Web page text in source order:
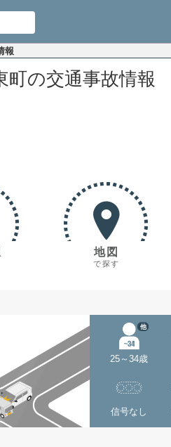
報
町の交通事故情報
地図
で探す
25～34歳
他
信号なし